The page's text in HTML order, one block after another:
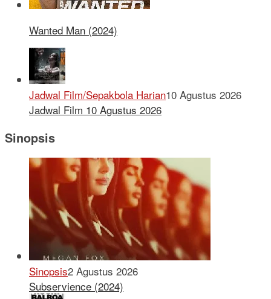
Wanted Man (2024)
Jadwal Film/Sepakbola Harian10 Agustus 2026
Jadwal Film 10 Agustus 2026
Sinopsis
Sinopsis2 Agustus 2026
Subservience (2024)